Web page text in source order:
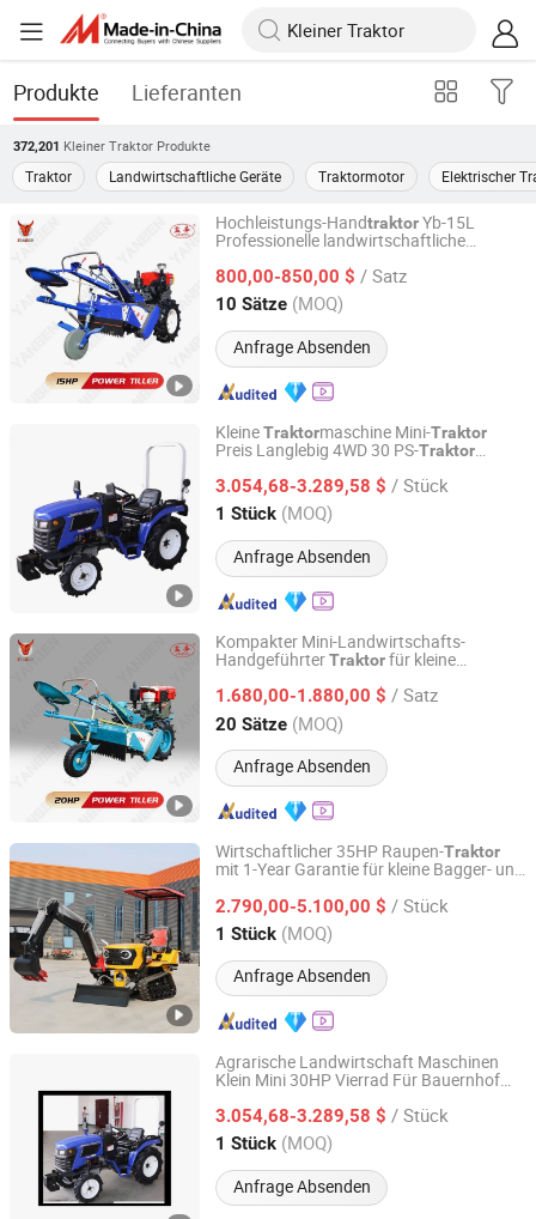
Produkte Lieferanten
372,201 Kleiner Traktor Produkte
Traktor Landwirtschaftliche Geräte Traktormotor Elektrischer
Hochleistungs-HandtraktorYb-15L
Professionelle landwirtschaftliche
kleinerTraktor
800,00-850,00 $ / Satz
10 Sätze (MOQ)
Anfrage Absenden
Yancheng Benniu Tractor Co., Ltd.
Jiangsu, China Seit 2017
KleineTraktormaschine Mini-Traktor
Preis Langlebig 4WD 30 PS-Traktor
3.054,68-3.289,58 $ / Stück
1 Stück (MOQ)
Anfrage Absenden
Zhejiang SELEHE Agriculture Equipment Co., Ltd.
Zhejiang, China Seit 2024
Kompakter Mini-Landwirtschafts-
HandgeführterTraktorfür kleine
Rasenmähen
1.680,00-1.880,00 $ / Satz
20 Sätze (MOQ)
Anfrage Absenden
Yancheng Benniu Tractor Co., Ltd.
Jiangsu, China Seit 2017
Wirtschaftlicher 35HP Raupen-Traktor
mit 1-Year Garantie für kleine Bagger- und
2.790,00-5.100,00 $ / Stück
1 Stück (MOQ)
Anfrage Absenden
Qingdao Qingcha Machinery Manufacturing Co., Ltd.
Shandong, China Seit 2024
Agrarische Landwirtschaft Maschinen
Klein Mini 30HP Vierrad Für Bauernhof
Landwirtschaftstraktor TA304-A9
3.054,68-3.289,58 $ / Stück
1 Stück (MOQ)
Anfrage Absenden
Zhejiang SELEHE Agriculture Equipment Co., Ltd.
Zhejiang, China Seit 2024